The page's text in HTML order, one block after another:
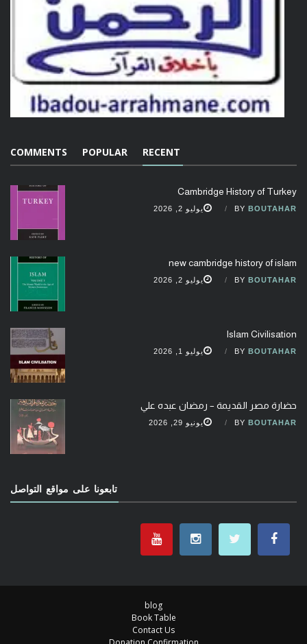
RECENT
POPULAR
COMMENTS
Cambridge History of Turkey
BY BOUTAHAR يوليو 2, 2026
new cambridge history of islam
BY BOUTAHAR يوليو 2, 2026
Islam Civilisation
BY BOUTAHAR يوليو 1, 2026
حضارة مصر القديمة – رمضان عبده علي
BY BOUTAHAR يونيو 29, 2026
تابعونا على مواقع التواصل
blog
Book Table
Contact Us